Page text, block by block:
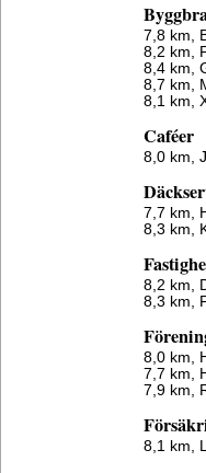
7,8 km,
8,2 km,
8,4 km,
8,7 km,
8,1 km,
Caféer
8,0 km,
7,7 km,
8,3 km,
8,2 km,
8,3 km,
8,0 km,
7,7 km,
7,9 km,
8,1 km,